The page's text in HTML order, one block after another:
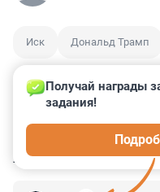
Иск Дональд Трамп
КОММЕНТАРИИ 4
Получай награды
задания!